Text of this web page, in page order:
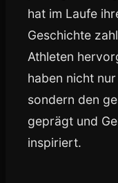
hat im Laufe
Geschichte
Athleten
haben nicht
sondern den
geprägt und
inspiriert.